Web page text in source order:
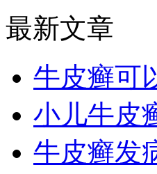
最新文章
牛皮癣可
小儿牛皮
牛皮癣发